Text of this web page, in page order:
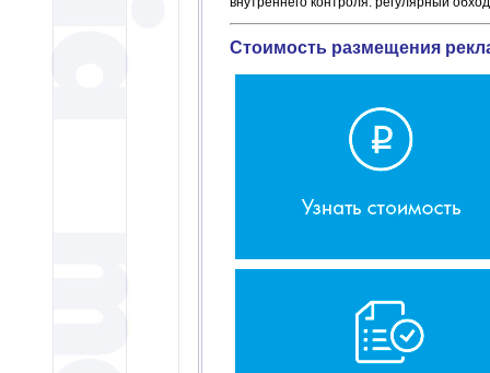
Стоимость размещения